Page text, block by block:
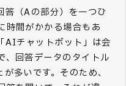
答（Aの部分）を一つひ
時間がかかる場合もあ
AIチャットボット」は会
、回答データのタイトル
多いです。そのため、